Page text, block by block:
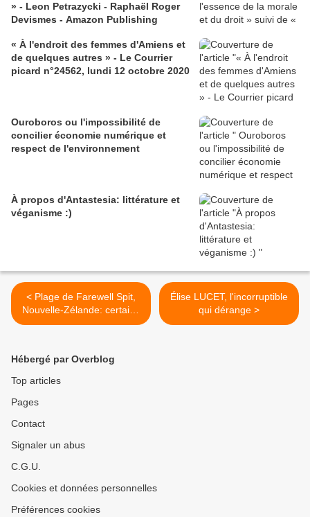
» - Leon Petrazycki - Raphaël Roger
Devismes - Amazon Publishing
« À l'endroit des femmes d'Amiens et
de quelques autres » - Le Courrier
picard n°24562, lundi 12 octobre 2020
Ouroboros ou l'impossibilité de
concilier économie numérique et
respect de l'environnement
À propos d'Antastesia: littérature et
véganisme :)
< Plage de Farewell Spit,
Nouvelle-Zélande: certains
globicéphales sont sauvés!
Élise LUCET, l'incorruptible
qui dérange >
Hébergé par Overblog
Top articles
Pages
Contact
Signaler un abus
C.G.U.
Cookies et données personnelles
Préférences cookies